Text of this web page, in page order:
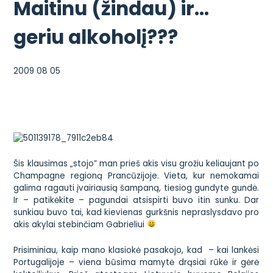
Maitinu (žindau) ir…
geriu alkoholį???
2009 08 05
Šis klausimas „stojo” man prieš akis visu grožiu keliaujant po
Champagne regioną Prancūzijoje. Vieta, kur nemokamai
galima ragauti įvairiausią šampaną, tiesiog gundyte gundė.
Ir – patikėkite – pagundai atsispirti buvo itin sunku. Dar
sunkiau buvo tai, kad kievienas gurkšnis nepraslysdavo pro
akis akylai stebinčiam Gabrieliui
Prisiminiau, kaip mano klasiokė pasakojo, kad – kai lankėsi
Portugalijoje – viena būsima mamytė drąsiai rūkė ir gėrė